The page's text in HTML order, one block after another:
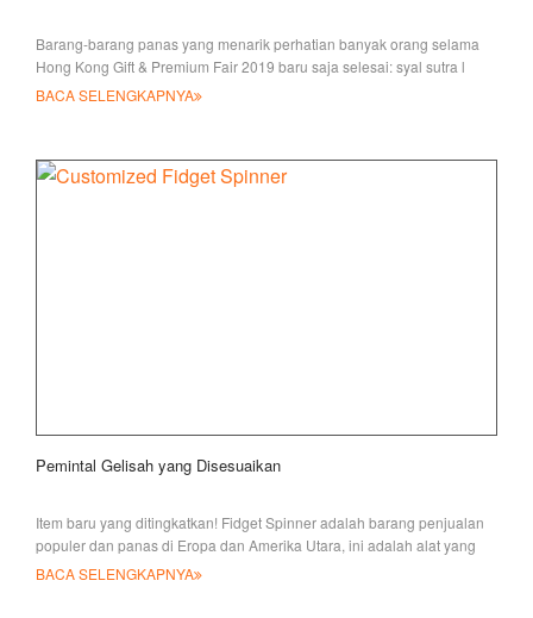
Barang-barang panas yang menarik perhatian banyak orang selama
Hong Kong Gift & Premium Fair 2019 baru saja selesai: syal sutra l
BACA SELENGKAPNYA
Pemintal Gelisah yang Disesuaikan
Item baru yang ditingkatkan! Fidget Spinner adalah barang penjualan
populer dan panas di Eropa dan Amerika Utara, ini adalah alat yang
hebat untuk melegakan
BACA SELENGKAPNYA